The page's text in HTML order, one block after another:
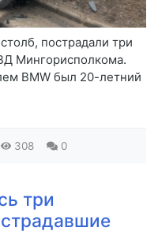
пострадали три
Мингорисполкома.
BMW был 20-летний
308 0
три